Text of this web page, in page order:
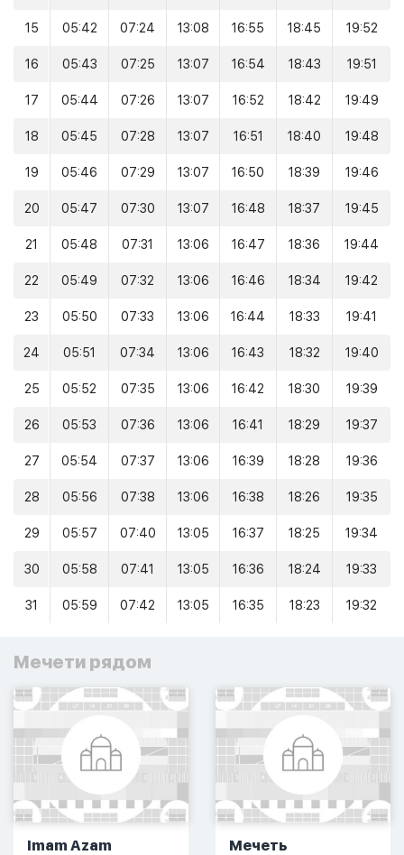
15 05:42 07:24 13:08 16:55 18:45 19:52
16 05:43 07:25 13:07 16:54 18:43 19:51
17 05:44 07:26 13:07 16:52 18:42 19:49
18 05:45 07:28 13:07 16:51 18:40 19:48
19 05:46 07:29 13:07 16:50 18:39 19:46
20 05:47 07:30 13:07 16:48 18:37 19:45
21 05:48 07:31 13:06 16:47 18:36 19:44
22 05:49 07:32 13:06 16:46 18:34 19:42
23 05:50 07:33 13:06 16:44 18:33 19:41
24 05:51 07:34 13:06 16:43 18:32 19:40
25 05:52 07:35 13:06 16:42 18:30 19:39
26 05:53 07:36 13:06 16:41 18:29 19:37
27 05:54 07:37 13:06 16:39 18:28 19:36
28 05:56 07:38 13:06 16:38 18:26 19:35
29 05:57 07:40 13:05 16:37 18:25 19:34
30 05:58 07:41 13:05 16:36 18:24 19:33
31 05:59 07:42 13:05 16:35 18:23 19:32
Мечети рядом
Imam Azam Мечеть